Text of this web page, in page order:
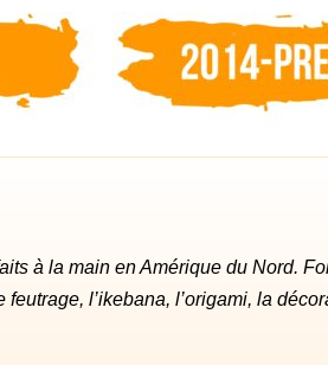
à la main en Amérique du Nord.
l’ikebana, l’origami, la